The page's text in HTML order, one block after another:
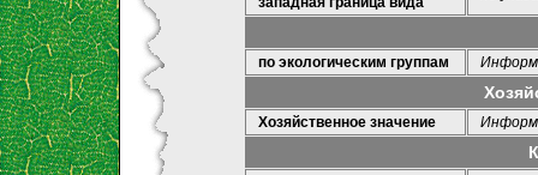
по экологическим группам
Хозяйственное значение